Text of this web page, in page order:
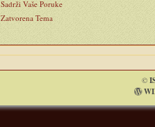
Sadrži Vaše Poruke
Zatvorena Tema
©